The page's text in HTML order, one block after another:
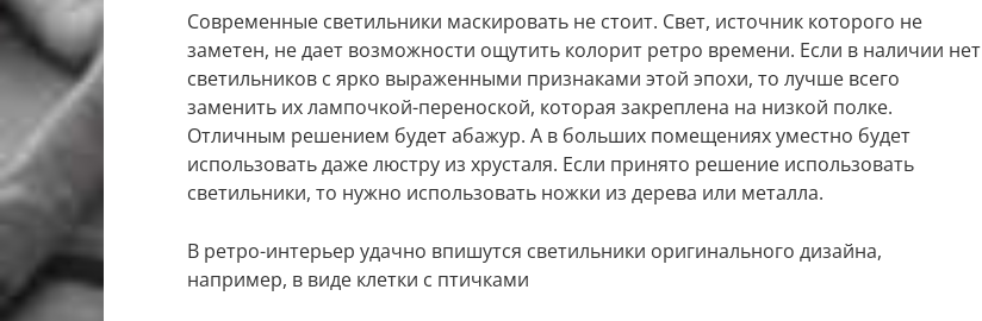
Современные светильники маскировать не стоит. Свет, источник которого не
заметен, не дает возможности ощутить колорит ретро времени. Если в наличии нет
светильников с ярко выраженными признаками этой эпохи, то лучше всего
заменить их лампочкой-переноской, которая закреплена на низкой полке.
Отличным решением будет абажур. А в больших помещениях уместно будет
использовать даже люстру из хрусталя. Если принято решение использовать
светильники, то нужно использовать ножки из дерева или металла.
В ретро-интерьер удачно впишутся светильники оригинального дизайна,
например, в виде клетки с птичками